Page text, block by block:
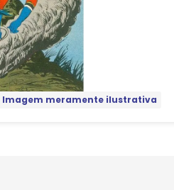
Imagem meramente ilustrativa